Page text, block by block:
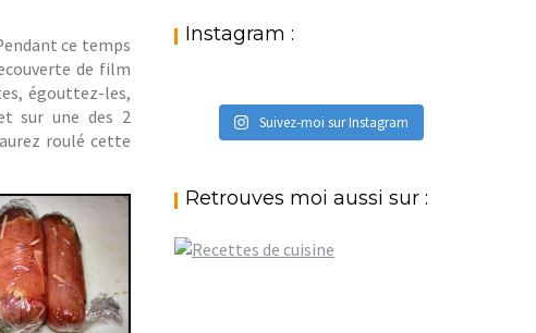
ce temps
de film
égouttez-les,
sur une des 2
roulé cette
: Instagram :
Suivez-moi sur Instagram
Retrouves moi aussi sur :